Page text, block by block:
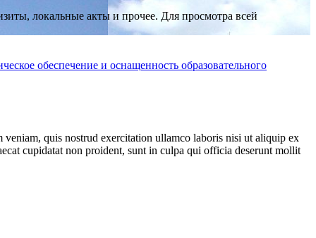
локальные акты и прочее. Для просмотра всей
обеспечение и оснащенность образовательного
quis nostrud exercitation ullamco laboris nisi ut aliquip ex
cupidatat non proident, sunt in culpa qui officia deserunt mollit